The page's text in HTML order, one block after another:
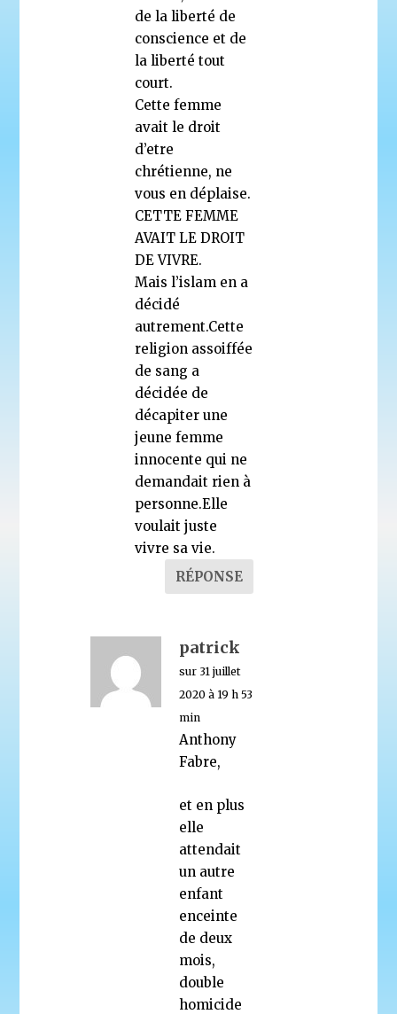
de la liberté de
conscience et de
la liberté tout
court.
Cette femme
avait le droit
d’etre
chrétienne, ne
vous en déplaise.
CETTE FEMME
AVAIT LE DROIT
DE VIVRE.
Mais l’islam en a
décidé
autrement.Cette
religion assoiffée
de sang a
décidée de
décapiter une
jeune femme
innocente qui ne
demandait rien à
personne.Elle
voulait juste
vivre sa vie.
RÉPONSE
patrick
sur 31 juillet
2020 à 19 h 53
min
Anthony
Fabre,
et en plus
elle
attendait
un autre
enfant
enceinte
de deux
mois,
double
homicide